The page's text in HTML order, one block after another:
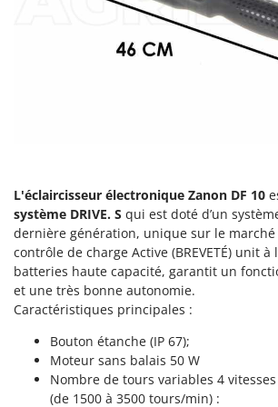
Fendeuses à bois
Fours d'extérieur - intérieur pour
Fours électriques
Fraises à neige
Fraises rotatives pour tracteur
Friteuses sans huile
Générateurs d'air chaud
Godets à terre basculants pour
Deca
DeWalt
Di Martino
Diavola Pro
Diesse
Docma
Dominion
Dreame
L'éclaircisseur électronique Zanon DF 10
système DRIVE. S qui est doté d’un
dernière génération, unique sur le marché
contrôle de charge Active (BREVETÉ) unit à
batteries haute capacité, garantit un
et une très bonne autonomie.
Caractéristiques principales :
Bouton étanche (IP 67);
Moteur sans balais 50 W
Nombre de tours variables 4 vitesses
(de 1500 à 3500 tours/min) :